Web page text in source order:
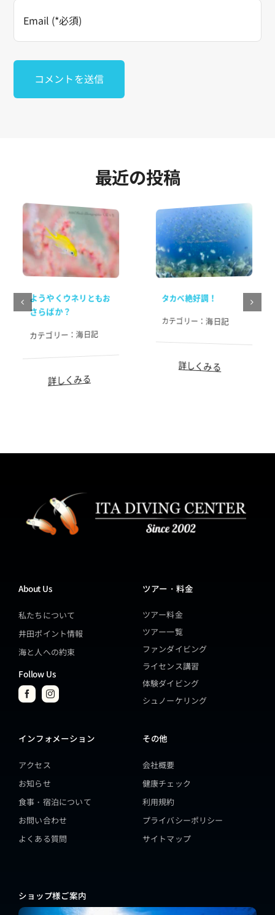
最近の投稿
ようやくウネリともお
さらばか？
カテゴリー： 海日記
詳しくみる
タカベ絶好調！
カテゴリー：海日記
詳しくみる
About Us
私たちについて
井田ポイント情報
海と人への約束
Follow Us
ツアー・料金
ツアー料金
ツアー一覧
ファンダイビング
ライセンス講習
体験ダイビング
シュノーケリング
インフォメーション
アクセス
お知らせ
食事・宿泊について
お問い合わせ
よくある質問
その他
会社概要
健康チェック
利用規約
プライバシーポリシー
サイトマップ
ショップ様ご案内